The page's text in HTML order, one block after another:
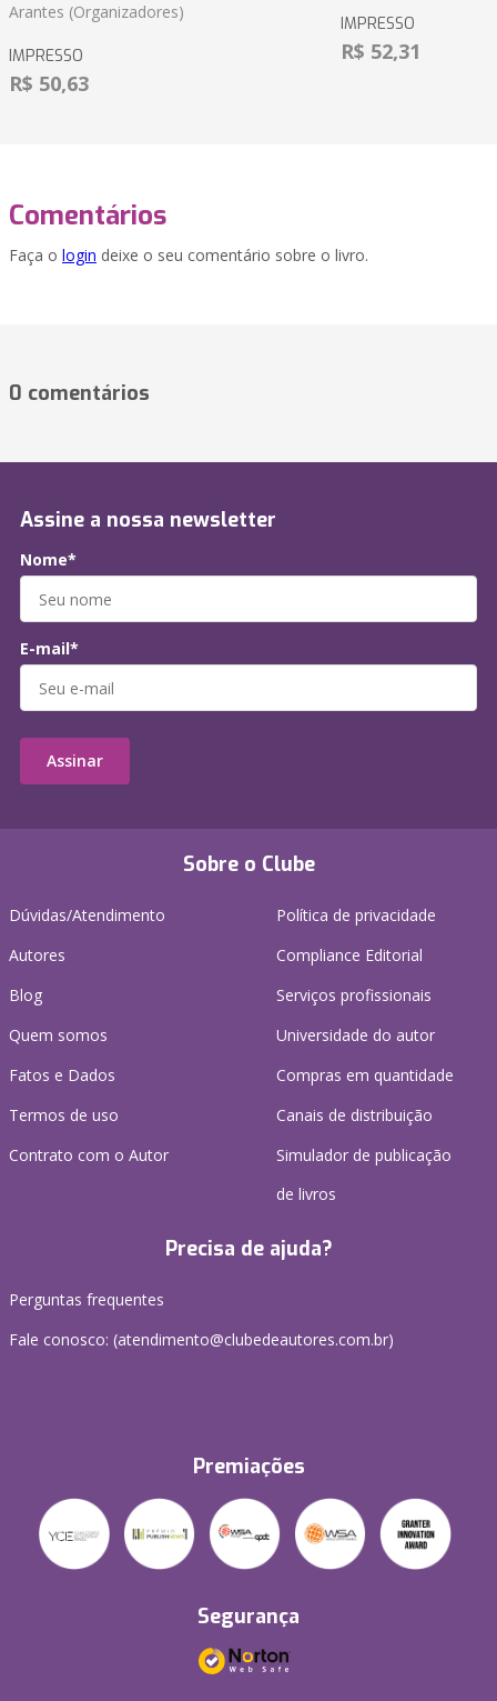
Arantes (Organizadores)
IMPRESSO
R$ 50,63
IMPRESSO
R$ 52,31
Comentários
Faça o login deixe o seu comentário sobre o livro.
0 comentários
Sobre o Clube
Dúvidas/Atendimento
Autores
Blog
Quem somos
Fatos e Dados
Termos de uso
Contrato com o Autor
Política de privacidade
Compliance Editorial
Serviços profissionais
Universidade do autor
Compras em quantidade
Canais de distribuição
Simulador de publicação
de livros
Precisa de ajuda?
Perguntas frequentes
Fale conosco: (atendimento@clubedeautores.com.br)
Premiações
Segurança
Assine a nossa newsletter
Nome*
E-mail*
Assinar